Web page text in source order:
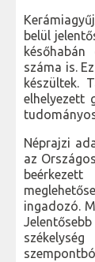
belül
száma is.
készültek.
elhelyezett
Néprajzi
az
ingadozó.